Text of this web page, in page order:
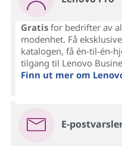
Gratisfor bedrifter av
modenhet. Få
katalogen, få én-til-én-
tilgang til Lenovo
Finn ut mer om
E-